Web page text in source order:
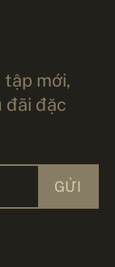
tập mới,
đãi đặc
GỬI